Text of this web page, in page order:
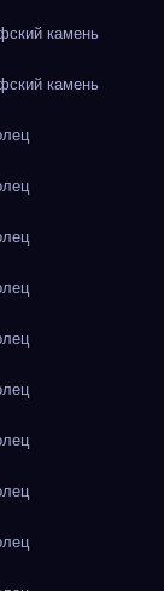
камень
камень